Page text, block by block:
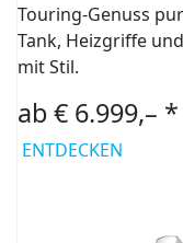
Touring-Genuss
Tank, Heizgriffe
mit Stil.
ab € 6.999,– *
ENTDECKEN